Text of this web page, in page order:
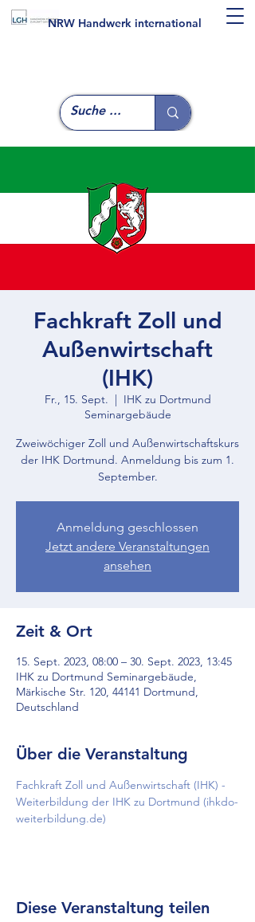
NRW Handwerk international
Fachkraft Zoll und
Außenwirtschaft
(IHK)
Fr., 15. Sept.
  |
IHK zu Dortmund
Seminargebäude
Zweiwöchiger Zoll und Außenwirtschaftskurs
der IHK Dortmund. Anmeldung bis zum 1.
September.
Anmeldung geschlossen
Jetzt andere Veranstaltungen
ansehen
Zeit & Ort
15. Sept. 2023, 08:00 – 30. Sept. 2023, 13:45
IHK zu Dortmund Seminargebäude,
Märkische Str. 120, 44141 Dortmund,
Deutschland
Über die Veranstaltung
Fachkraft Zoll und Außenwirtschaft (IHK) -
Weiterbildung der IHK zu Dortmund (ihkdo-
weiterbildung.de)
Diese Veranstaltung teilen